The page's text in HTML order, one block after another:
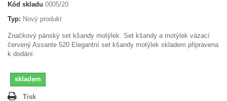
Kód skladu 0005/20
Typ: Nový produkt
Značkový pánský set kšandy motýlek. Set kšandy a motýlek vázací
červený Assante 520 Elegantní set kšandy motýlek skladem připravena
k dodání.
skladem
Tisk